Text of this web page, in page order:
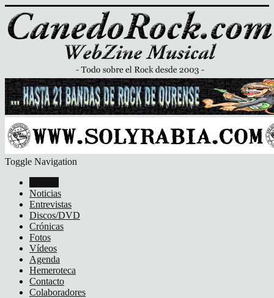
Toggle Navigation
Noticias
Entrevistas
Discos/DVD
Crónicas
Fotos
Vídeos
Agenda
Hemeroteca
Contacto
Colaboradores